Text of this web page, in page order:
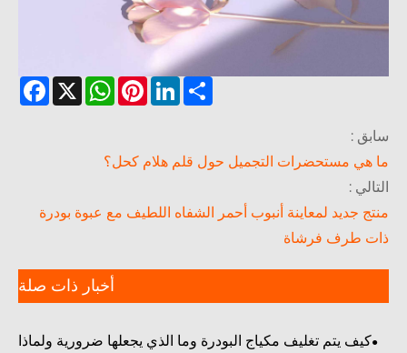
Facebook X
WhatsAppPinterestLinkedInShare
:
هي مستحضرات التجميل حول قلم هلام كحل؟
:
جديد لمعاينة أنبوب أحمر الشفاه اللطيف مع عبوة بودرة
طرف فرشاة
أخبار ذات صلة
كيف يتم تغليف مكياج البودرة وما الذي يجعلها ضرورية ولماذا